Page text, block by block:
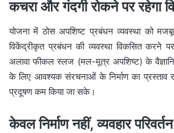
कचरा और गंदगी रोकने पर रहेगा
योजना में ठोस अपशिष्ट प्रबंधन व्यवस्था को
विकेंद्रीकृत प्रबंधन की व्यवस्था विकसित करने
अलावा फीकल स्लज (मल-मूत्र अपशिष्ट) के
के लिए आवश्यक संरचनाओं के निर्माण का प्रस्ताव
प्रदूषण कम किया जा सके।
केवल निर्माण नहीं, व्यवहार